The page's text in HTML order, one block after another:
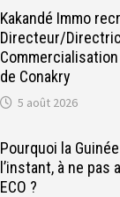
Kakandé Immo
Directeur/
de Conakry
5 août 2026
Pourquoi la
l’instant, à ne pas
ECO ?